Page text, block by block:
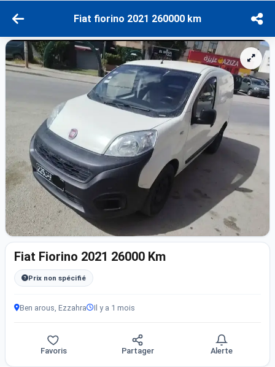
Fiat fiorino 2021 260000 km
Fiat Fiorino 2021 26000 Km
Prix non spécifié
Ben arous, Ezzahra Il y a 1 mois
Favoris Partager Alerte